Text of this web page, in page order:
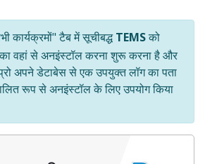
कार्यक्रमों" टैब में सूचीबद्धTEMSको
वहां से अनइंस्टॉल करना शुरू करना है और
अपने डेटाबेस से एक उपयुक्त लॉग का पता
रूप से अनइंस्टॉल के लिए उपयोग किया